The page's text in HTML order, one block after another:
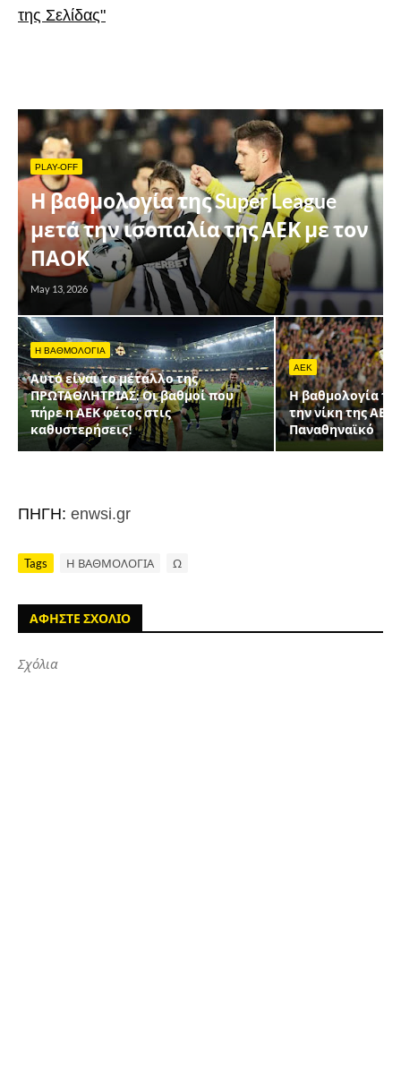
της Σελίδας"
PLAY-OFF
Η βαθμολογία της Super League
μετά την ισοπαλία της ΑΕΚ με τον
ΠΑΟΚ
May 13, 2026
Η ΒΑΘΜΟΛΟΓΙΑ
Αυτό είναι το μέταλλο της
ΠΡΩΤΑΘΛΗΤΡΙΑΣ: Οι βαθμοί που
πήρε η ΑΕΚ φέτος στις
καθυστερήσεις!
AEK
Η βαθμολογία
την νίκη της ΑΕΚ
Παναθηναϊκό
ΠΗΓΗ: enwsi.gr
Tags Η ΒΑΘΜΟΛΟΓΙΑ Ω
ΑΦΗΣΤΕ ΣΧΟΛΙΟ
Σχόλια